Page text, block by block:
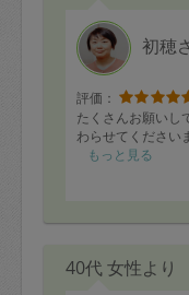
りました。
いつもありがとう
初穂
評価：
たくさんお願いし
わらせてください
もっと見る
40代 女性より